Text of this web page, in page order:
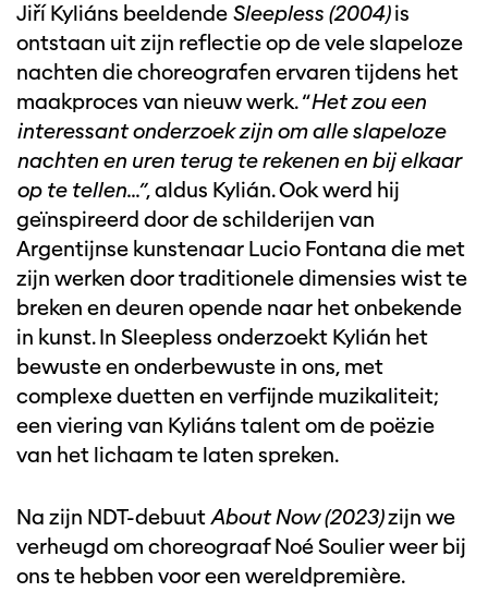
Jiří Kyliáns beeldende Sleepless (2004)is
ontstaan uit zijn reflectie op de vele slapeloze
nachten die choreografen ervaren tijdens het
maakproces van nieuw werk. “Het zou een
interessant onderzoek zijn om alle slapeloze
nachten en uren terug te rekenen en bij elkaar
op te tellen...”, aldus Kylián. Ook werd hij
geïnspireerd door de schilderijen van
Argentijnse kunstenaar Lucio Fontana die met
zijn werken door traditionele dimensies wist te
breken en deuren opende naar het onbekende
in kunst. In Sleepless onderzoekt Kylián het
bewuste en onderbewuste in ons, met
complexe duetten en verfijnde muzikaliteit;
een viering van Kyliáns talent om de poëzie
van het lichaam te laten spreken.
Na zijn NDT-debuutAbout Now (2023)zijn we
verheugd om choreograaf Noé Soulier weer bij
ons te hebben voor een wereldpremière.